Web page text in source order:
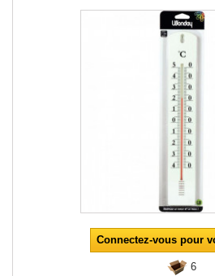
Connectez-vous pour
6